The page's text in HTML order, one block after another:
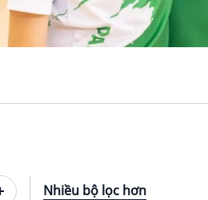
Nhiều bộ lọc hơn